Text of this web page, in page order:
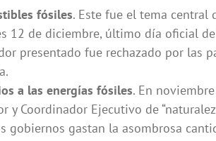
fósiles. Este fue el tema central
12 de diciembre, último día oficial
presentado fue rechazado por las
a las energías fósiles. En
y Coordinador Ejecutivo de
gobiernos gastan la asombrosa